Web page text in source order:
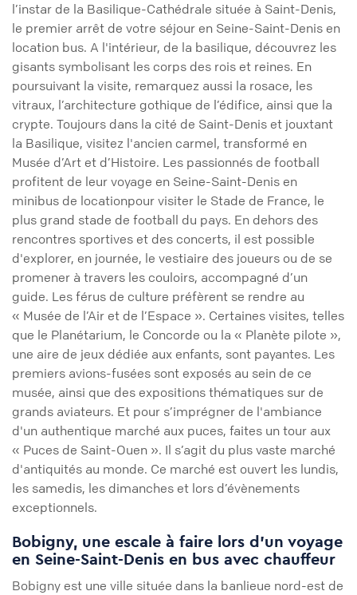
l’instar de la Basilique-Cathédrale située à Saint-Denis,
le premier arrêt de votre séjour en Seine-Saint-Denis en
location bus. A l'intérieur, de la basilique, découvrez les
gisants symbolisant les corps des rois et reines. En
poursuivant la visite, remarquez aussi la rosace, les
vitraux, l’architecture gothique de l’édifice, ainsi que la
crypte. Toujours dans la cité de Saint-Denis et jouxtant
la Basilique, visitez l'ancien carmel, transformé en
Musée d’Art et d’Histoire. Les passionnés de football
profitent de leur voyage en Seine-Saint-Denis en
minibus de locationpour visiter le Stade de France, le
plus grand stade de football du pays. En dehors des
rencontres sportives et des concerts, il est possible
d'explorer, en journée, le vestiaire des joueurs ou de se
promener à travers les couloirs, accompagné d’un
guide. Les férus de culture préfèrent se rendre au
« Musée de l’Air et de l’Espace ». Certaines visites, telles
que le Planétarium, le Concorde ou la « Planète pilote »,
une aire de jeux dédiée aux enfants, sont payantes. Les
premiers avions-fusées sont exposés au sein de ce
musée, ainsi que des expositions thématiques sur de
grands aviateurs. Et pour s’imprégner de l'ambiance
d'un authentique marché aux puces, faites un tour aux
« Puces de Saint-Ouen ». Il s’agit du plus vaste marché
d'antiquités au monde. Ce marché est ouvert les lundis,
les samedis, les dimanches et lors d’évènements
exceptionnels.
Bobigny, une escale à faire lors d’un voyage
en Seine-Saint-Denis en bus avec chauffeur
Bobigny est une ville située dans la banlieue nord-est de